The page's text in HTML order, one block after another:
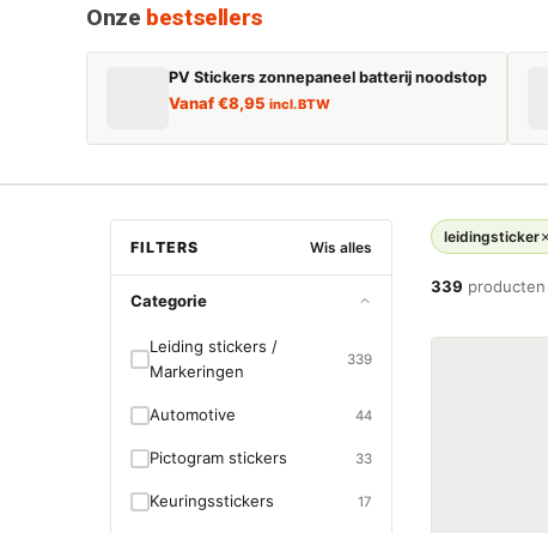
Onze bestsellers
PV Stickers zonnepaneel batterij noodstop
Vanaf€8,95 incl. BTW
FILTERS Wis alles
Categorie
Leiding stickers /
Markeringen
339
Automotive 44
Pictogram stickers 33
Keuringsstickers 17
leidingsticker
339